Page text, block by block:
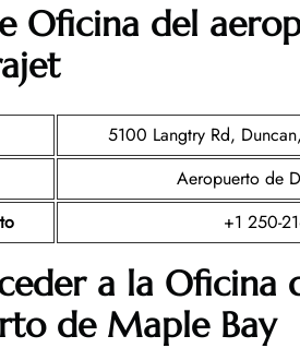
Oficina del
5100 Langtry Rd,
Aeropuerto de
+1 250-
a la Oficina
de Maple Bay